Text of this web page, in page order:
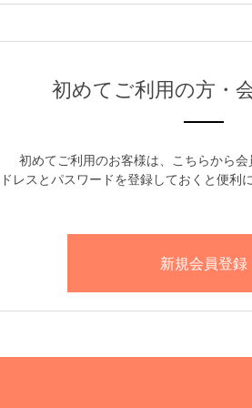
初めてご利用の方・
初めてご利用のお客様は、こちらから会
レスとパスワードを登録しておくと便利